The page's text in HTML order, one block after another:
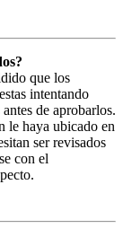
que los
intentando
de aprobarlos.
le haya ubicado en
ser revisados
con el